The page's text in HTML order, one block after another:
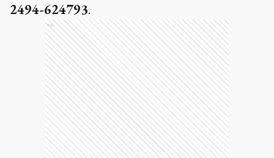
2494-624793.
Ads